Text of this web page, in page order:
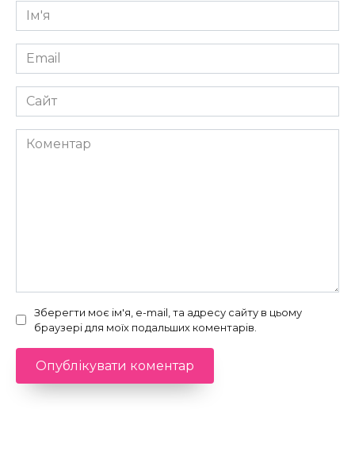
Ім'я
*
Email
*
Сайт
Коментар
Зберегти моє ім'я, e-mail, та адресу сайту в цьому
браузері для моїх подальших коментарів.